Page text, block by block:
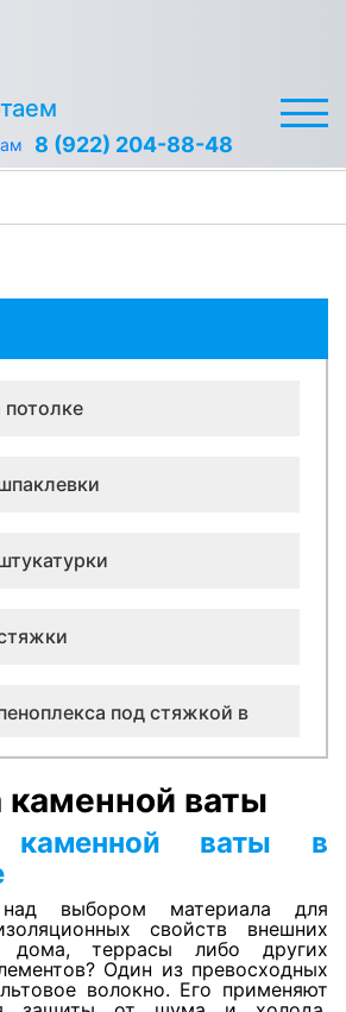
8 (922) 204-88-48
потолке
под стяжкой в
в кровле
ваты в плоской
шахт
ваты
каменной ваты в
над выбором материала для
свойств внешних
дома, террасы либо других
Один из превосходных
волокно. Его применяют